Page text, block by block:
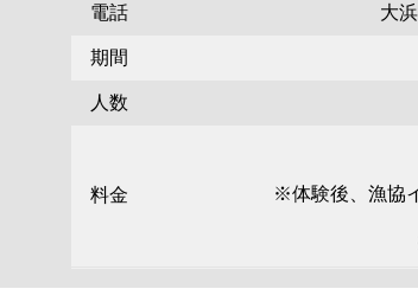
電話 大
期間
人数
料金
※体験後、漁協